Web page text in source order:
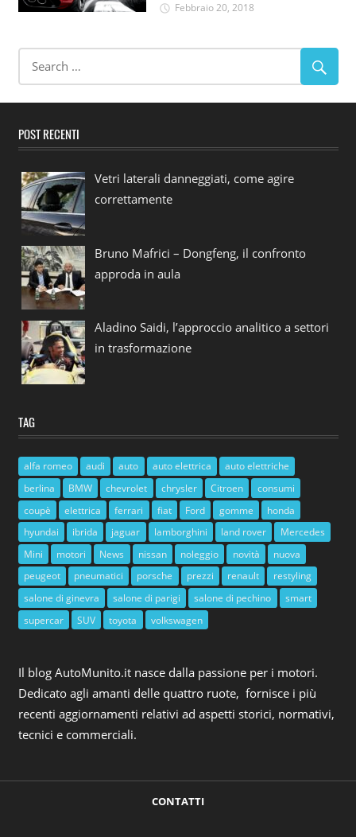
Febbraio 20, 2018
POST RECENTI
Vetri laterali danneggiati, come agire
correttamente
Bruno Mafrici – Dongfeng, il confronto
approda in aula
Aladino Saidi, l’approccio analitico a settori
in trasformazione
TAG
alfa romeo audi auto auto elettrica
auto elettriche
berlina
BMW chevrolet chrysler Citroen
consumi
coupè
elettrica ferrari fiat Ford gomme
honda
hyundai
ibrida jaguar lamborghini land rover
Mercedes
Mini
motori News nissan noleggio novità
nuova
peugeot
pneumatici porsche prezzi renault
restyling
salone di ginevra
salone di parigi salone di pechino
smart
supercar
SUV toyota volkswagen
Il blog AutoMunito.it nasce dalla passione per i motori.
Dedicato agli amanti delle quattro ruote, fornisce i più
recenti aggiornamenti relativi ad aspetti storici, normativi,
tecnici e commerciali.
CONTATTI